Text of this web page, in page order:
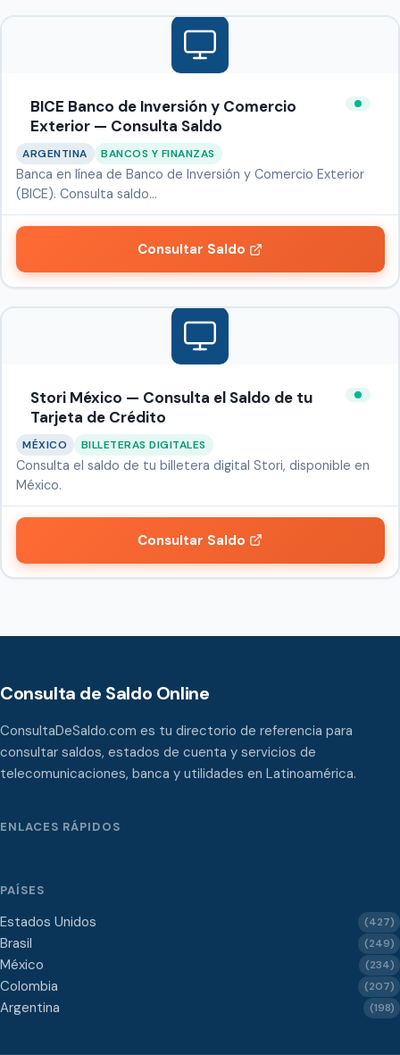
BICE Banco de Inversión y Comercio
Exterior — Consulta Saldo
ARGENTINA BANCOS Y FINANZAS
Banca en línea de Banco de Inversión y Comercio Exterior
(BICE). Consulta saldo…
Consultar Saldo
Stori México — Consulta el Saldo de tu
Tarjeta de Crédito
MÉXICO BILLETERAS DIGITALES
Consulta el saldo de tu billetera digital Stori, disponible en
México.
Consultar Saldo
Consulta de Saldo Online
ConsultaDeSaldo.com es tu directorio de referencia para
consultar saldos, estados de cuenta y servicios de
telecomunicaciones, banca y utilidades en Latinoamérica.
ENLACES RÁPIDOS
PAÍSES
Estados Unidos (427)
Brasil (249)
México (234)
Colombia (207)
Argentina (198)